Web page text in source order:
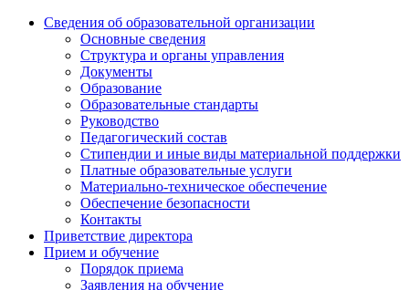
Сведения об образовательной организации
Основные сведения
Структура и органы управления
Документы
Образование
Образовательные стандарты
Руководство
Педагогический состав
Стипендии и иные виды материальной поддержки
Платные образовательные услуги
Материально-техническое обеспечение
Обеспечение безопасности
Контакты
Приветствие директора
Прием и обучение
Порядок приема
Заявления на обучение